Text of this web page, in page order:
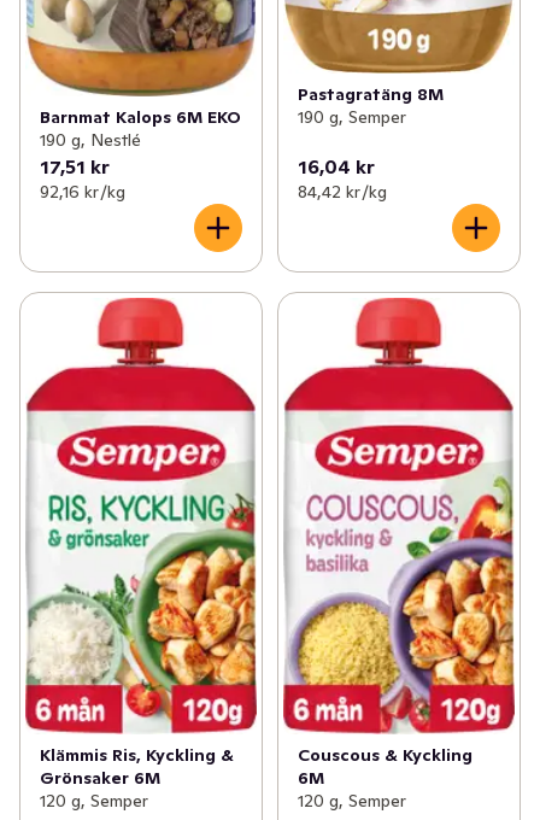
Barnmat Kalops 6M EKO
190 g, Nestlé
17,51 kr
92,16 kr /kg
Pastagratäng 8M
190 g, Semper
16,04 kr
84,42 kr /kg
Klämmis Ris, Kyckling &
Grönsaker 6M
120 g, Semper
Couscous & Kyckling
6M
120 g, Semper